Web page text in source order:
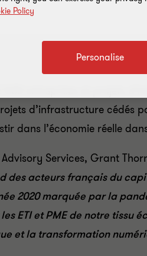
entreprises et projets
d’infrastructure cédés
dans l’économie réelle
Services, Grant
acteurs français du
2020 marquée par la
ETI et PME de notre tissu
et la transformation
Policy
Personalise